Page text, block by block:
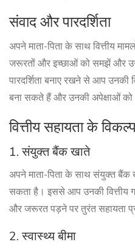
संवाद और पारदर्शिता
अपने माता-पिता के साथ वित्तीय
जरूरतों और इच्छाओं को समझें और
पारदर्शिता बनाए रखने से आप उनकी
बना सकते हैं और उनकी अपेक्षाओं
वित्तीय सहायता के
1. संयुक्त बैंक खाते
अपने माता-पिता के साथ संयुक्त बैंक
सकता है। इससे आप उनकी वित्तीय
और जरूरत पड़ने पर तुरंत सहायता
2. स्वास्थ्य बीमा